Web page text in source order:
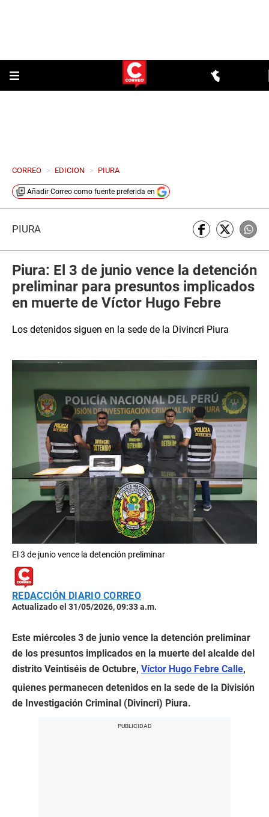
CORREO > EDICION > PIURA
Añadir Correo como fuente preferida en
PIURA
Piura: El 3 de junio vence la detención
preliminar para presuntos implicados
en muerte de Víctor Hugo Febre
Los detenidos siguen en la sede de la Divincri Piura
El 3 de junio vence la detención preliminar
REDACCIÓN DIARIO CORREO
Actualizado el 31/05/2026, 09:33 a.m.
Este miércoles 3 de junio vence la detención preliminar
de los presuntos implicados en la muerte del alcalde del
distrito Veintiséis de Octubre, Víctor Hugo Febre Calle,
quienes permanecen detenidos en la sede de la División
de Investigación Criminal (Divincri) Piura.